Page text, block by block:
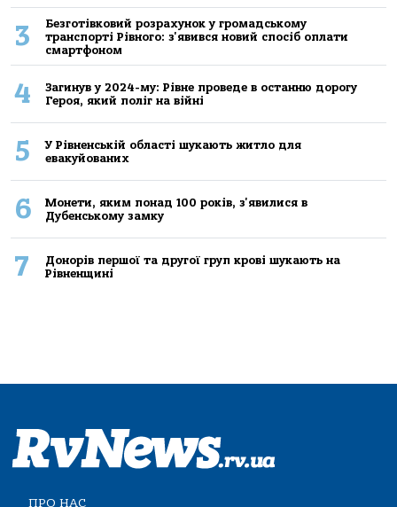
3
Безготівковий розрахунок у громадському
транспорті Рівного: з'явився новий спосіб оплати
смартфоном
4
Загинув у 2024-му: Рівне проведе в останню дорогу
Героя, який поліг на війні
5
У Рівненській області шукають житло для
евакуйованих
6
Монети, яким понад 100 років, з'явилися в
Дубенському замку
7
Донорів першої та другої груп крові шукають на
Рівненщині
ПРО НАС